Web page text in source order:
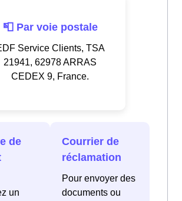
📮 Par voie postale
Service Clients, TSA
21941, 62978 ARRAS
CEDEX 9, France.
de
un
Courrier de
réclamation
Pour envoyer des
documents ou